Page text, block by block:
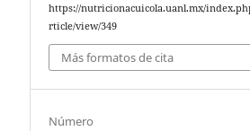
https://nutricionacuicola.uanl.mx/
rticle/view/349
Más formatos de cita
Número